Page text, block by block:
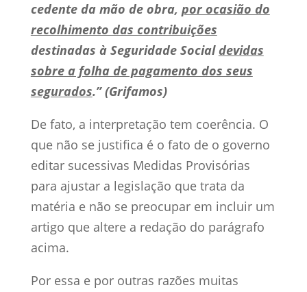
cedente da mão de obra, por ocasião do
recolhimento das contribuições
destinadas à Seguridade Socialdevidas
sobre a folha de pagamento dos seus
segurados.” (Grifamos)
De fato, a interpretação tem coerência. O
que não se justifica é o fato de o governo
editar sucessivas Medidas Provisórias
para ajustar a legislação que trata da
matéria e não se preocupar em incluir um
artigo que altere a redação do parágrafo
acima.
Por essa e por outras razões muitas